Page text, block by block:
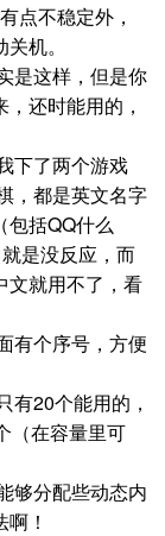
点不稳定外，
机。
是这样，但是你
还时能用的，
下了两个游戏
，都是英文名字
包括QQ什么
是没反应，而
文就用不了，看
有个序号，方便
有20个能用的，
（在容量里可
够分配些动态内
！